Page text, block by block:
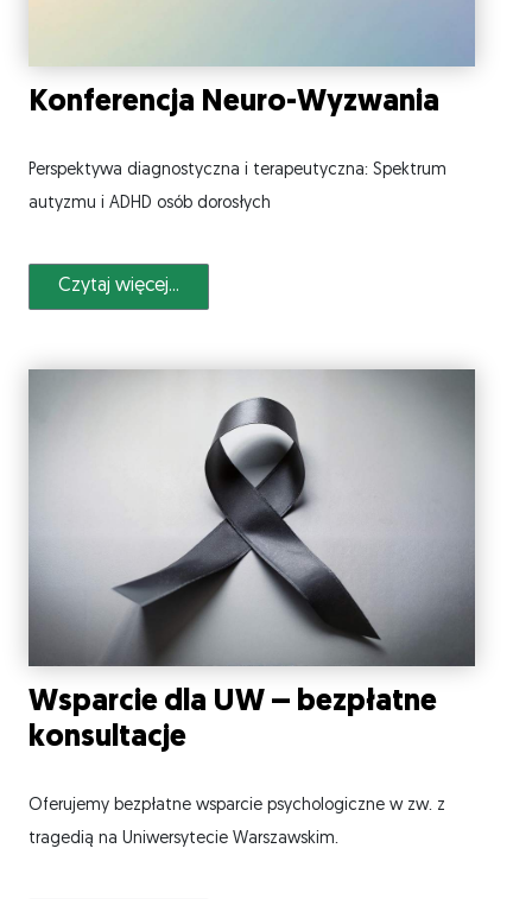
Konferencja Neuro-Wyzwania
Perspektywa diagnostyczna i terapeutyczna: Spektrum
autyzmu i ADHD osób dorosłych
Czytaj więcej...
Wsparcie dla UW – bezpłatne
konsultacje
Oferujemy bezpłatne wsparcie psychologiczne w zw. z
tragedią na Uniwersytecie Warszawskim.